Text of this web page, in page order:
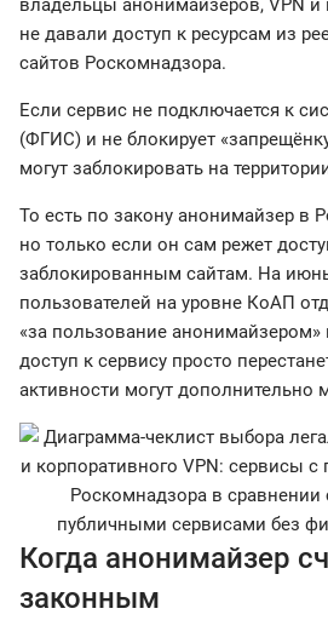
владельцы анонимайзеров, VPN и
не давали доступ к ресурсам из
сайтов Роскомнадзора.
Если сервис не подключается к
(ФГИС) и не блокирует
могут заблокировать на
То есть по закону анонимайзер в
но только если он сам режет
заблокированным сайтам. На
пользователей на уровне КоАП
«за пользование анонимайзером»
доступ к сервису просто
активности могут дополнительно
Когда анонимайзер
законным